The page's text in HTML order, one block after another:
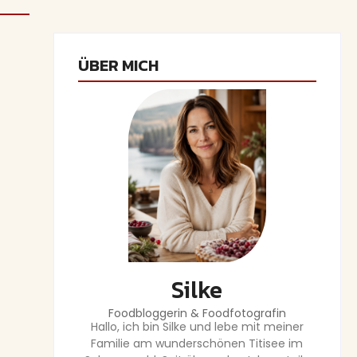
ÜBER MICH
Silke
Foodbloggerin & Foodfotografin
Hallo, ich bin Silke und lebe mit meiner
Familie am wunderschönen Titisee im